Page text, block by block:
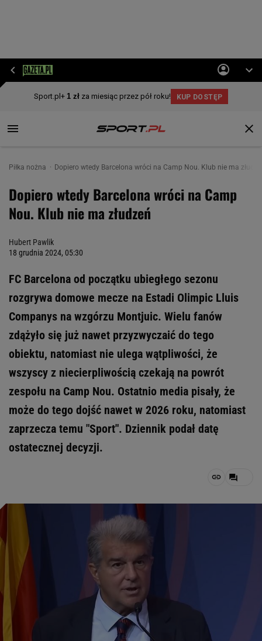
Piłka nożna Dopiero wtedy Barcelona wróci na Camp Nou. Klub nie ma
Dopiero wtedy Barcelona wróci na Camp
Nou. Klub nie ma złudzeń
Hubert Pawlik
18 grudnia 2024, 05:30
FC Barcelona od początku ubiegłego sezonu
rozgrywa domowe mecze na Estadi Olimpic Lluis
Companys na wzgórzu Montjuic. Wielu fanów
zdążyło się już nawet przyzwyczaić do tego
obiektu, natomiast nie ulega wątpliwości, że
wszyscy z niecierpliwością czekają na powrót
zespołu na Camp Nou. Ostatnio media pisały, że
może do tego dojść nawet w 2026 roku, natomiast
zaprzecza temu "Sport". Dziennik podał datę
ostatecznej decyzji.